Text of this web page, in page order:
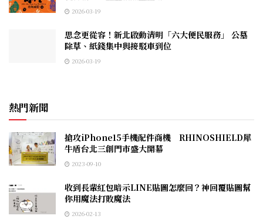
2026-03-19
思念更從容！新北啟動清明「六大便民服務」 公墓
除草、紙錢集中與接駁車到位
2026-03-19
熱門新聞
搶攻iPhone15手機配件商機 RHINOSHIELD犀
牛盾台北三創門市盛大開幕
2023-09-10
收到長輩紅包暗示LINE貼圖怎麼回？神回覆貼圖幫
你用魔法打敗魔法
2026-02-13